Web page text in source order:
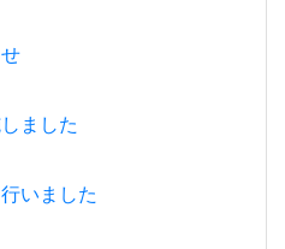
ました
いました